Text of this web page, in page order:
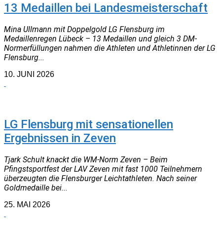
13 Medaillen bei Landesmeisterschaft
Mina Ullmann mit Doppelgold LG Flensburg im
Medaillenregen Lübeck – 13 Medaillen und gleich 3 DM-
Normerfüllungen nahmen die Athleten und Athletinnen der LG
Flensburg...
10. JUNI 2026
LG Flensburg mit sensationellen
Ergebnissen in Zeven
Tjark Schult knackt die WM-Norm Zeven – Beim
Pfingstsportfest der LAV Zeven mit fast 1000 Teilnehmern
überzeugten die Flensburger Leichtathleten. Nach seiner
Goldmedaille bei...
25. MAI 2026